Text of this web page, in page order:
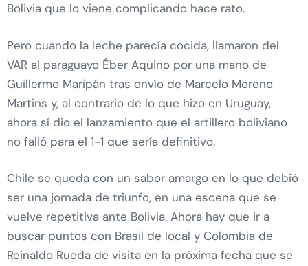
Bolivia que lo viene complicando hace rato.
Pero cuando la leche parecía cocida, llamaron del
VAR al paraguayo Éber Aquino por una mano de
Guillermo Maripán tras envío de Marcelo Moreno
Martins y, al contrario de lo que hizo en Uruguay,
ahora sí dio el lanzamiento que el artillero boliviano
no falló para el 1-1 que sería definitivo.
Chile se queda con un sabor amargo en lo que debió
ser una jornada de triunfo, en una escena que se
vuelve repetitiva ante Bolivia. Ahora hay que ir a
buscar puntos con Brasil de local y Colombia de
Reinaldo Rueda de visita en la próxima fecha que se